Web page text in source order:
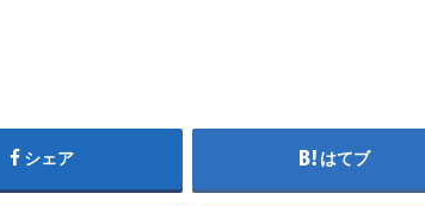
シェア はてブ